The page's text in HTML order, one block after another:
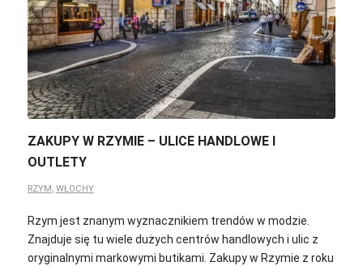
ZAKUPY W RZYMIE – ULICE HANDLOWE I
OUTLETY
RZYM, WŁOCHY
Rzym jest znanym wyznacznikiem trendów w modzie.
Znajduje się tu wiele dużych centrów handlowych i ulic z
oryginalnymi markowymi butikami. Zakupy w Rzymie z roku